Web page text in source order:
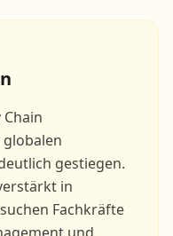
gestiegen.
in
Fachkräfte